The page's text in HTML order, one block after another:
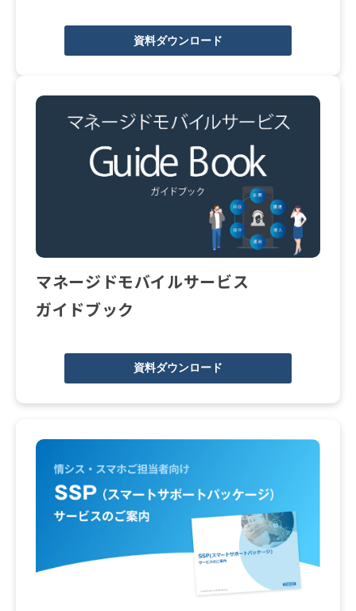
資料ダウンロード
マネージドモバイルサービス
ガイドブック
資料ダウンロード